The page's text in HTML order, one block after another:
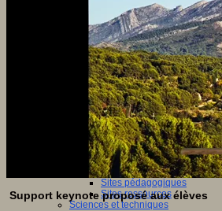
Espaces
Politique éducative
Scénarios prospectifs
Temps
Réseaux sociaux
Algorithme
Données
Réseaux sociaux et champ
Sélection de ressources
Bibliographies
Education artistique
Education
Histoire
Ressources citoyenneté
Ressources sciences
Sites éducatifs
Sites pédagogiques
Sites ressources
Sciences et techniques
Support keynote proposé aux élèves